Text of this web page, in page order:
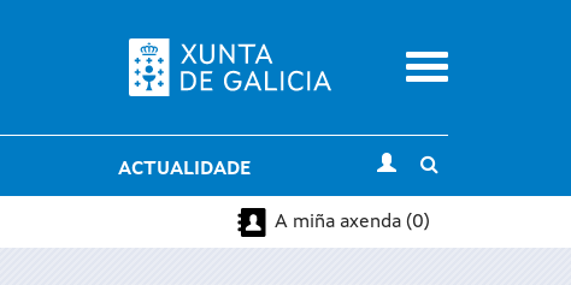
Menu
ACTUALIDADE
search
A miña axenda (0)